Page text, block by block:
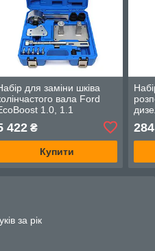
для заміни шківа
вала Ford
1.0, 1.1
422₴
Купити
PD
284
за рік